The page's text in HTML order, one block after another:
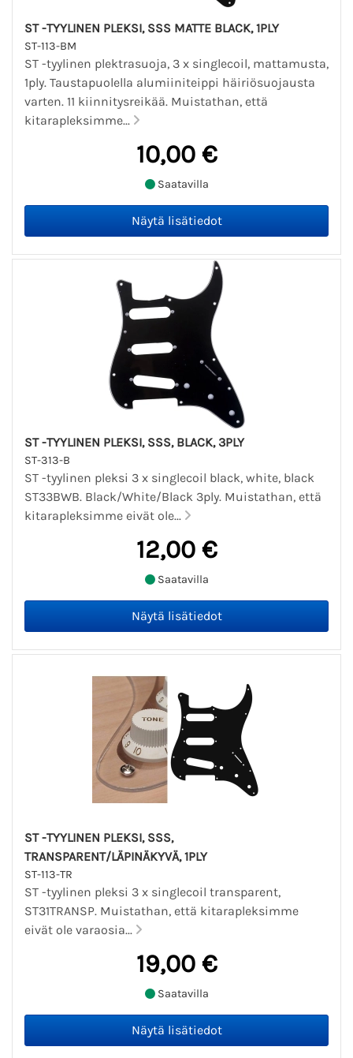
ST -TYYLINEN PLEKSI, SSS MATTE BLACK, 1PLY
ST-113-BM
ST -tyylinen plektrasuoja, 3 x singlecoil, mattamusta,
1ply. Taustapuolella alumiiniteippi häiriösuojausta
varten. 11 kiinnitysreikää. Muistathan, että
kitarapleksimme...
10,00 €
Saatavilla
ST -TYYLINEN PLEKSI, SSS, BLACK, 3PLY
ST-313-B
ST -tyylinen pleksi 3 x singlecoil black, white, black
ST33BWB. Black/White/Black 3ply. Muistathan, että
kitarapleksimme eivät ole...
12,00 €
Saatavilla
ST -TYYLINEN PLEKSI, SSS,
TRANSPARENT/LÄPINÄKYVÄ, 1PLY
ST-113-TR
ST -tyylinen pleksi 3 x singlecoil transparent,
ST31TRANSP. Muistathan, että kitarapleksimme
eivät ole varaosia...
19,00 €
Saatavilla